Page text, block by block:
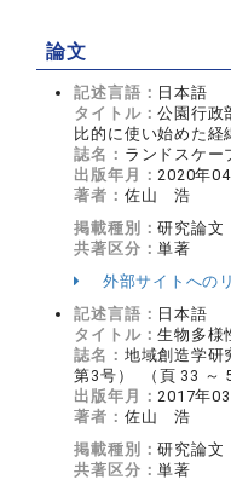
論文
記述言語： 日本語
タイトル：公園行政
比的に使い始めた経
誌名： ランドスケ
出版年月： 2020年
著者： 佐山 浩
掲載種別：研究論文
共著区分：単著
外部サイトへの
記述言語： 日本語
タイトル：生物多様
誌名： 地域創造学研
第3号） （頁 33 ～
出版年月： 2017年
著者： 佐山 浩
掲載種別：研究論文
共著区分：単著